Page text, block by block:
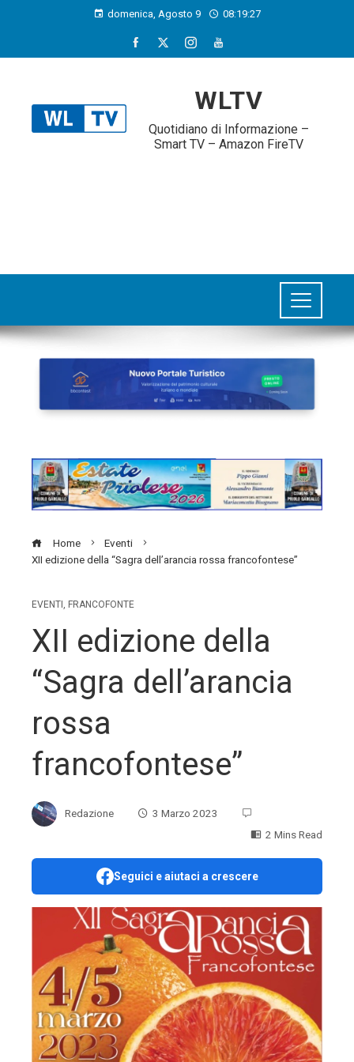
domenica, Agosto 9 08:19:28
WLTV
Quotidiano di Informazione –
Smart TV – Amazon FireTV
Home
Eventi
XII edizione della “Sagra dell’arancia rossa francofontese”
EVENTI , FRANCOFONTE
XII edizione della
“Sagra dell’arancia
rossa
francofontese”
Redazione
3 Marzo 2023
2 Mins Read
Seguici e aiutaci a crescere